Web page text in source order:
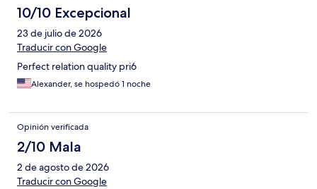
10/10 Excepcional
23 de julio de 2026
Traducir con Google
Perfect relation quality pri6
Alexander, se hospedó 1 noche
Opinión verificada
2/10 Mala
2 de agosto de 2026
Traducir con Google